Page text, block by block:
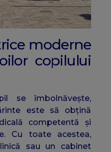
moderne
copilului
se îmbolnăvește,
este să obțină
competentă și
Cu toate acestea,
sau un cabinet